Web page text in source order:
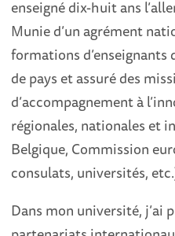
enseigné dix-huit ans
Munie d’un agrément
formations d’enseignants
de pays et assuré des
d’accompagnement à
régionales, nationales et
Belgique, Commission
consulats, universités,
Dans mon université, j’ai